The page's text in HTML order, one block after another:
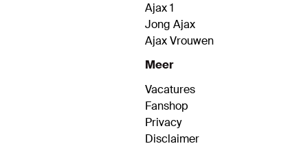
Ajax 1
Jong Ajax
Ajax Vrouwen
Meer
Vacatures
Fanshop
Privacy
Disclaimer